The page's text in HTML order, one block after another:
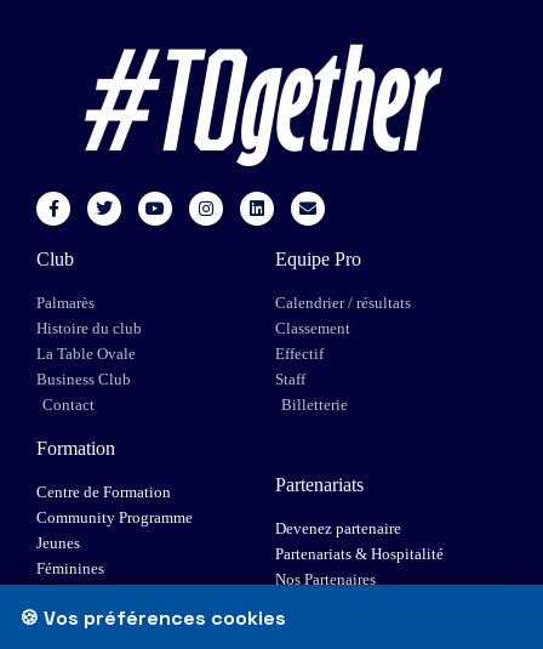
Club
Palmarès
Histoire du club
La Table Ovale
Business Club
Contact
Equipe Pro
Calendrier / résultats
Classement
Effectif
Staff
Billetterie
Formation
Centre de Formation
Community Programme
Jeunes
Féminines
Elite 1
Partenariats
Devenez partenaire
Partenariats & Hospitalité
Nos Partenaires
🍪 Vos préférences cookies